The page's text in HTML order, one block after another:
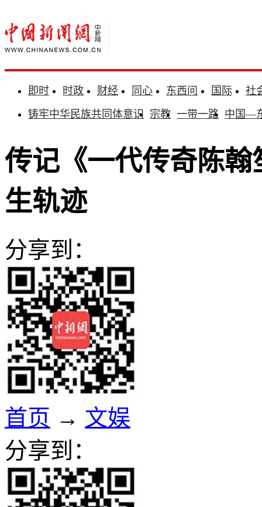
即时 时政 财经 同心 东西问 国际
社
铸牢中华民族共同体意识 宗教 一带一路 中国—
传记《一代传奇陈
生轨迹
分享到：
首页 → 文娱
分享到：